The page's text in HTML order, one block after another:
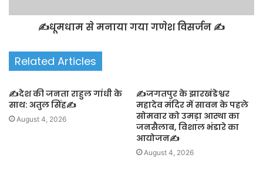
✍️धूमधाम से मनाया गया गणेश विसर्जन ✍️
Related Articles
✍️देश की जनता राहुल गांधी के
साथ: अतुल सिंह✍️
August 4, 2026
✍️जगतपुर के झारखंडेश्वर
महादेव मंदिर में सावन के पहले
सोमवार को उमड़ा आस्था का
जनसैलाब, विशाल भंडारे का
आयोजन✍️
August 4, 2026